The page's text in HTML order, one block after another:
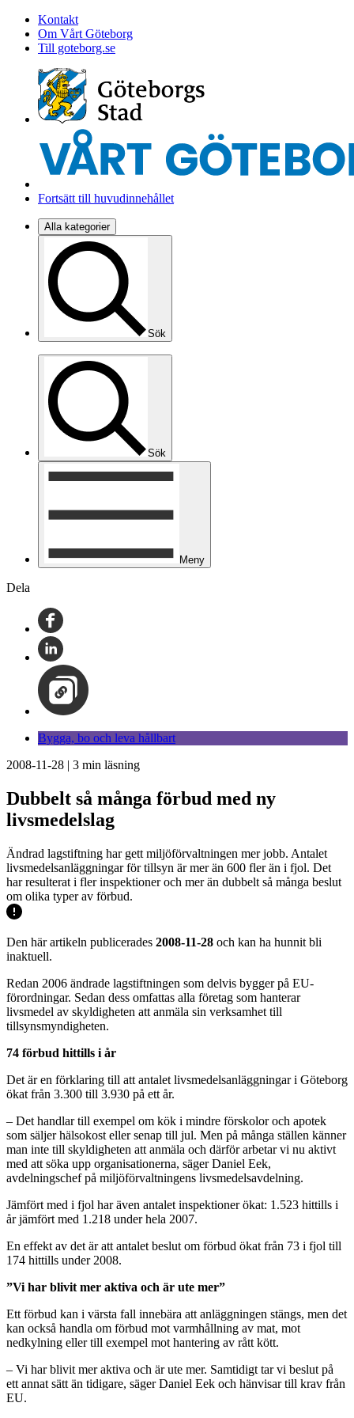
Kontakt
Om Vårt Göteborg
Till goteborg.se
Fortsätt till huvudinnehållet
Alla kategorier
Sök
Sök
Meny
Dela
Bygga, bo och leva hållbart
2008-11-28 | 3 min läsning
Dubbelt så många förbud med ny
livsmedelslag
Ändrad lagstiftning har gett miljöförvaltningen mer jobb. Antalet
livsmedelsanläggningar för tillsyn är mer än 600 fler än i fjol. Det
har resulterat i fler inspektioner och mer än dubbelt så många beslut
om olika typer av förbud.
Den här artikeln publicerades 2008-11-28 och kan ha hunnit bli
inaktuell.
Redan 2006 ändrade lagstiftningen som delvis bygger på EU-
förordningar. Sedan dess omfattas alla företag som hanterar
livsmedel av skyldigheten att anmäla sin verksamhet till
tillsynsmyndigheten.
74 förbud hittills i år
Det är en förklaring till att antalet livsmedelsanläggningar i Göteborg
ökat från 3.300 till 3.930 på ett år.
– Det handlar till exempel om kök i mindre förskolor och apotek
som säljer hälsokost eller senap till jul. Men på många ställen känner
man inte till skyldigheten att anmäla och därför arbetar vi nu aktivt
med att söka upp organisationerna, säger Daniel Eek,
avdelningschef på miljöförvaltningens livsmedelsavdelning.
Jämfört med i fjol har även antalet inspektioner ökat: 1.523 hittills i
år jämfört med 1.218 under hela 2007.
En effekt av det är att antalet beslut om förbud ökat från 73 i fjol till
174 hittills under 2008.
”Vi har blivit mer aktiva och är ute mer”
Ett förbud kan i värsta fall innebära att anläggningen stängs, men det
kan också handla om förbud mot varmhållning av mat, mot
nedkylning eller till exempel mot hantering av rått kött.
– Vi har blivit mer aktiva och är ute mer. Samtidigt tar vi beslut på
ett annat sätt än tidigare, säger Daniel Eek och hänvisar till krav från
EU.